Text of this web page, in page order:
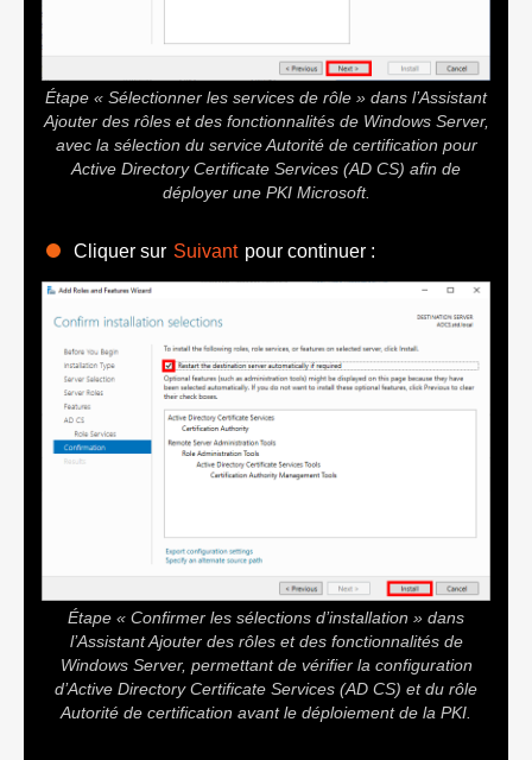
Étape « Sélectionner les services de rôle » dans l’Assistant
Ajouter des rôles et des fonctionnalités de Windows Server,
avec la sélection du service Autorité de certification pour
Active Directory Certificate Services (AD CS) afin de
déployer une PKI Microsoft.
Cliquer sur Suivant pour continuer :
Étape « Confirmer les sélections d’installation » dans
l’Assistant Ajouter des rôles et des fonctionnalités de
Windows Server, permettant de vérifier la configuration
d’Active Directory Certificate Services (AD CS) et du rôle
Autorité de certification avant le déploiement de la PKI.